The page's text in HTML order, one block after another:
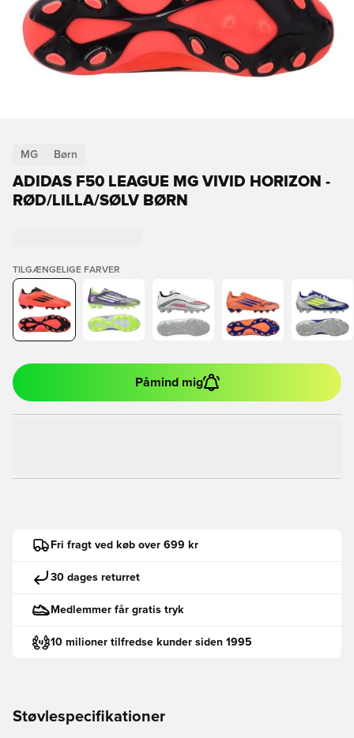
MG Børn
ADIDAS F50 LEAGUE MG VIVID HORIZON -
RØD/LILLA/SØLV BØRN
TILGÆNGELIGE FARVER
Påmind mig
Fri fragt ved køb over 699 kr
30 dages returret
Medlemmer får gratis tryk
10 milioner tilfredse kunder siden 1995
Støvlespecifikationer